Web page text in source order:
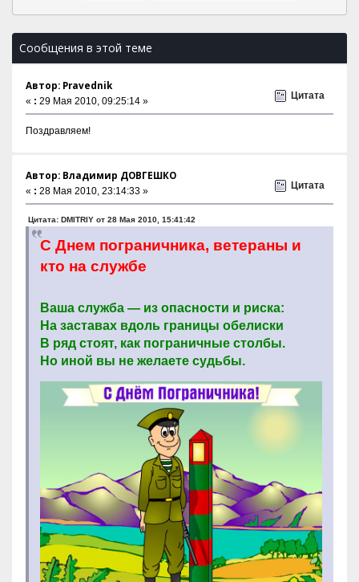
Сообщения в этой теме
Автор: Pravednik
« : 29 Мая 2010, 09:25:14 »
Цитата
Поздравляем!
Автор: Владимир ДОВГЕШКО
« : 28 Мая 2010, 23:14:33 »
Цитата
Цитата: DMITRIY от 28 Мая 2010, 15:41:42
С Днем пограничника, ветераны и
кто на службе
Ваша служба — из опасности и риска:
На заставах вдоль границы обелиски
В ряд стоят, как пограничные столбы.
Но иной вы не желаете судьбы.